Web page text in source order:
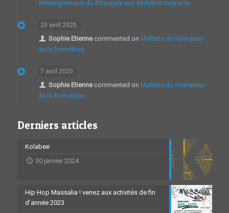
#enseignement du #français aux #adultes migrants
20 avril 2020
Sophie Etiennecommented on Mallette du formateur
de la formatrice
7 avril 2020
Sophie Etiennecommented on Mallette du formateur
de la formatrice
Derniers articles
Kolabee
30 janvier 2024
Hip Hop Massalia ! venez aux activités de fin
d’année 2023